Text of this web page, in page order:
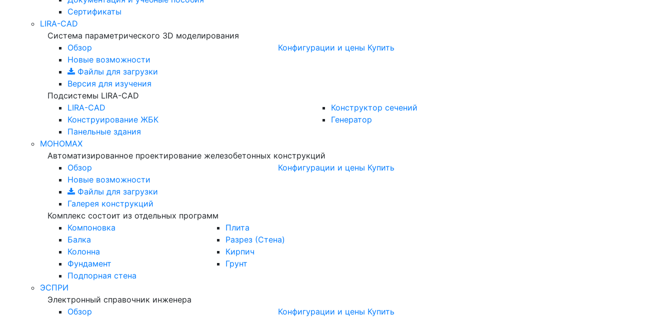
Сертификаты
LIRA-CAD
Система параметрического 3D моделирования
Обзор
Новые возможности
Файлы для загрузки
Версия для изучения
Конфигурации и цены Купить
Подсистемы LIRA-CAD
LIRA-CAD
Конструирование ЖБК
Панельные здания
Конструктор сечений
Генератор
МОНОМАХ
Автоматизированное проектирование железобетонных конструкций
Обзор
Новые возможности
Файлы для загрузки
Галерея конструкций
Конфигурации и цены Купить
Комплекс состоит из отдельных программ
Компоновка
Балка
Колонна
Фундамент
Подпорная стена
Плита
Разрез (Стена)
Кирпич
Грунт
ЭСПРИ
Электронный справочник инженера
Обзор
Конфигурации и цены Купить